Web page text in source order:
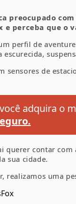
preocupado
e perceba que o
perfil de
sensores de
adquira o
querer contar
sua cidade.
realizamos uma